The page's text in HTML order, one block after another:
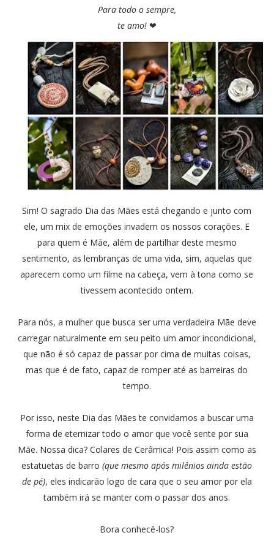
Para todo o sempre,
te amo! ❤
Sim! O sagrado Dia das Mães está chegando e junto com
ele, um mix de emoções invadem os nossos corações. E
para quem é Mãe, além de partilhar deste mesmo
sentimento, as lembranças de uma vida, sim, aquelas que
aparecem como um filme na cabeça, vem à tona como se
tivessem acontecido ontem.
Para nós, a mulher que busca ser uma verdadeira Mãe deve
carregar naturalmente em seu peito um amor incondicional,
que não é só capaz de passar por cima de muitas coisas,
mas que é de fato, capaz de romper até as barreiras do
tempo.
Por isso, neste Dia das Mães te convidamos a buscar uma
forma de eternizar todo o amor que você sente por sua
Mãe. Nossa dica? Colares de Cerâmica! Pois assim como as
estatuetas de barro(que mesmo após milênios ainda estão
de pé), eles indicarão logo de cara que o seu amor por ela
também irá se manter com o passar dos anos.
Bora conhecê-los?